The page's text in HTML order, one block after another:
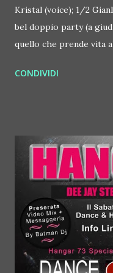
Kristal (voice); 1/2
bel doppio party (a
quello che prende vita
tutto un programma,
come Bianca Jagger,
cavalcando un candido
Costez, situato nella
peccaminosa, è
consueta formula
facoltativa. Venerdì
del Circus di Brescia,
Sabato 1 febbraio alla
CONDIVIDI